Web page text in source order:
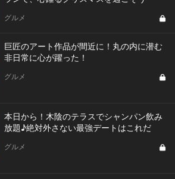
グルメ
巨匠のアート作品が間近に！丸の内に潜む
非日常に心が躍った！
グルメ
本日から！木陰のテラスでシャンパン飲み
放題♪絶対外さない最強デートはこれだ
グルメ